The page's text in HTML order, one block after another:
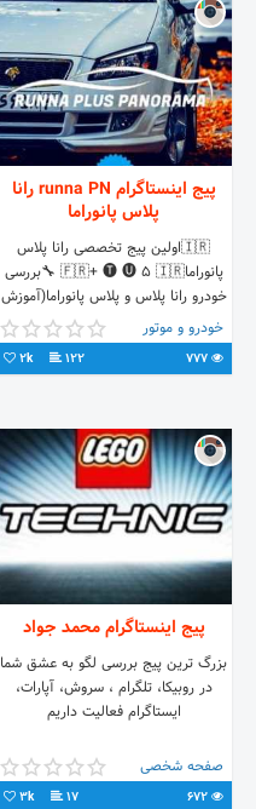
پیج اینستاگرام runna PN رانا
پلاس پانوراما
⁦🇮🇷⁩اولین پیج تخصصی رانا پلاس
پانوراما⁦🇮🇷⁩ 🅣 🅤 5 +⁦🇫🇷⁩ 🔧بررسی
خودرو رانا پلاس و پلاس پانوراما(آموزش
تخصصی) بروز ترین اخبار در رابطه با
قیمت.قرعه کشی
خودرو و موتور
122
2k
پیج اینستاگرام محمد جواد
بزرگ ترین پیج بررسی لگو به عشق شما
در روبیکا، تلگرام ، سروش، آپارات،
ایستاگرام فعالیت داریم
صفحه شخصی
17
3k